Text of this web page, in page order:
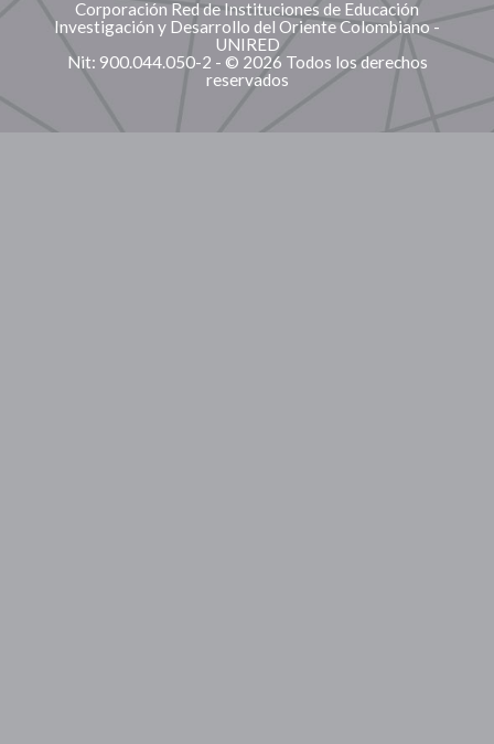
Corporación Red de Instituciones de Educación
Investigación y Desarrollo del Oriente Colombiano -
UNIRED
Nit: 900.044.050-2 - © 2026 Todos los derechos
reservados